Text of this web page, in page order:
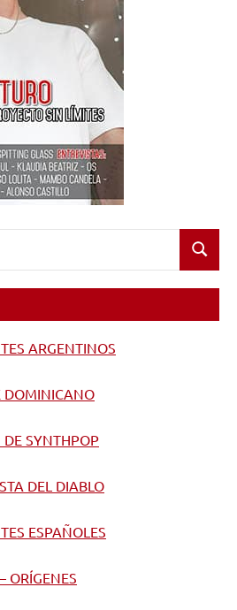
Buscar
ARGENTINOS
DOMINICANO
SYNTHPOP
DEL DIABLO
ESPAÑOLES
ORÍGENES